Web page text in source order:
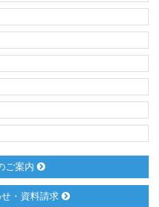
ご案内
・資料請求